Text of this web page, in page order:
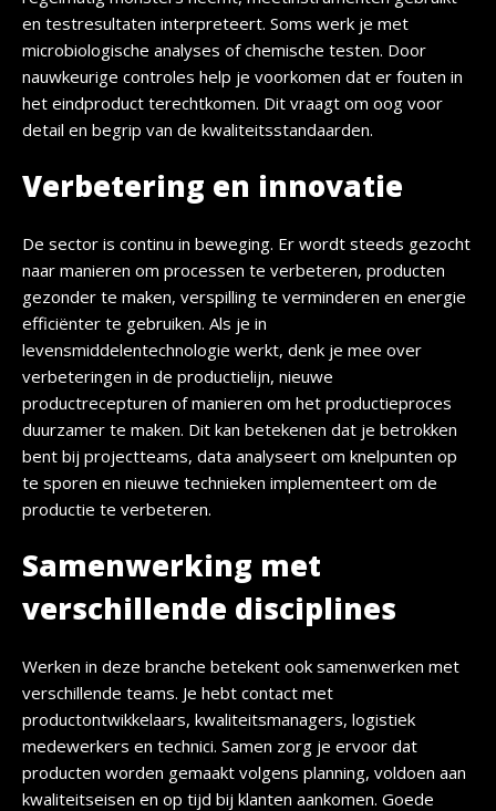
en testresultaten interpreteert. Soms werk je met
microbiologische analyses of chemische testen. Door
nauwkeurige controles help je voorkomen dat er fouten in
het eindproduct terechtkomen. Dit vraagt om oog voor
detail en begrip van de kwaliteitsstandaarden.
Verbetering en innovatie
De sector is continu in beweging. Er wordt steeds gezocht
naar manieren om processen te verbeteren, producten
gezonder te maken, verspilling te verminderen en energie
efficiënter te gebruiken. Als je in
levensmiddelentechnologie werkt, denk je mee over
verbeteringen in de productielijn, nieuwe
productrecepturen of manieren om het productieproces
duurzamer te maken. Dit kan betekenen dat je betrokken
bent bij projectteams, data analyseert om knelpunten op
te sporen en nieuwe technieken implementeert om de
productie te verbeteren.
Samenwerking met
verschillende disciplines
Werken in deze branche betekent ook samenwerken met
verschillende teams. Je hebt contact met
productontwikkelaars, kwaliteitsmanagers, logistiek
medewerkers en technici. Samen zorg je ervoor dat
producten worden gemaakt volgens planning, voldoen aan
kwaliteitseisen en op tijd bij klanten aankomen. Goede